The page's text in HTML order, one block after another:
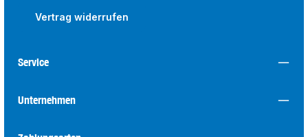
Vertrag widerrufen
Service
Unternehmen